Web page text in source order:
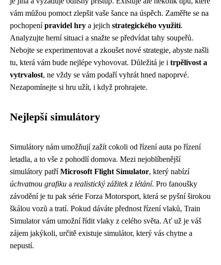
vám můžou pomoct zlepšit vaše šance na úspěch. Zaměřte se na
pochopenípravidel hry a jejich strategického využití.
Analyzujte herní situaci a snažte se předvídat tahy soupeřů.
Nebojte se experimentovat a zkoušet nové strategie, abyste našli
tu, která vám bude nejlépe vyhovovat. Důležitá je i trpělivost a
vytrvalost, ne vždy se vám podaří vyhrát hned napoprvé.
Nezapomínejte si hru užít, i když prohrajete.
Nejlepší simulátory
Simulátory nám umožňují zažít cokoli od řízení auta po řízení
letadla, a to vše z pohodlí domova. Mezi nejoblíbenější
simulátory patříMicrosoft Flight Simulator, který nabízí
úchvatnou grafiku a realistický zážitek z létání. Pro fanoušky
závodění je tu pak série Forza Motorsport, která se pyšní širokou
škálou vozů a tratí. Pokud dáváte přednost řízení vlaků, Train
Simulator vám umožní řídit vlaky z celého světa. Ať už je váš
zájem jakýkoli, určitě existuje simulátor, který vás chytne a
nepustí.